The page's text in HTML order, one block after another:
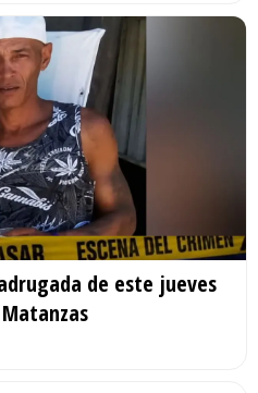
de este jueves